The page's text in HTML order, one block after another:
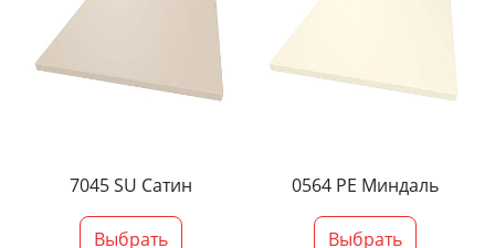
7045 SU Сатин
Выбрать
0564 PE Миндаль
Выбрать